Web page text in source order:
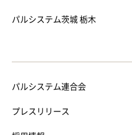
パルシステム茨城 栃木
パルシステム連合会
プレスリリース